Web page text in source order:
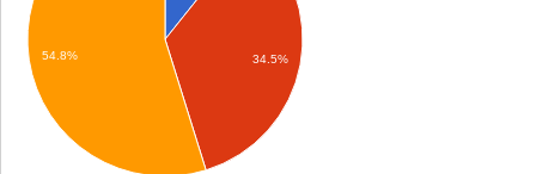
34.5%
54.8%